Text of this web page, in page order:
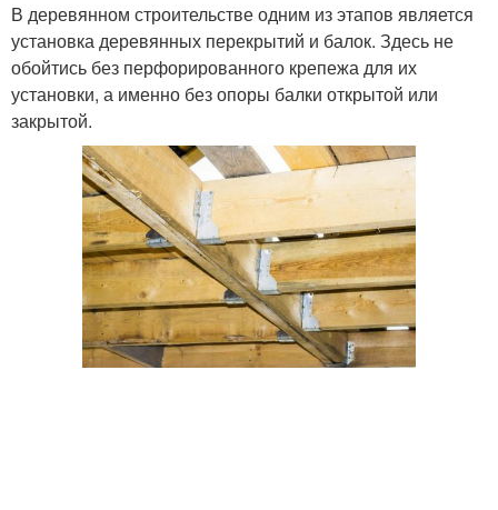
В деревянном строительстве одним из этапов является
установка деревянных перекрытий и балок. Здесь не
обойтись без перфорированного крепежа для их
установки, а именно без опоры балки открытой или
закрытой.